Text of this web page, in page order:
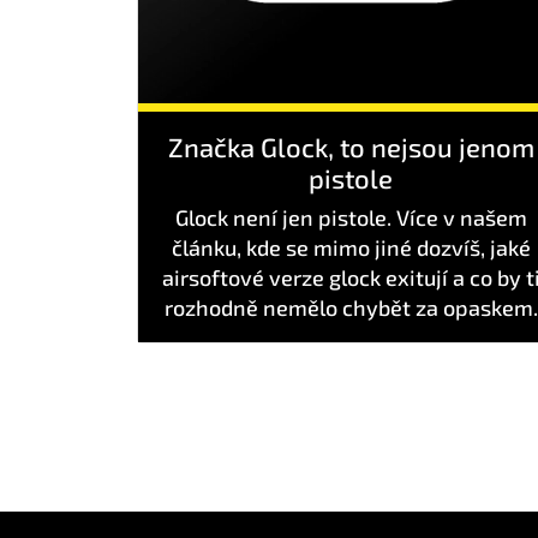
Značka Glock, to nejsou jenom
pistole
Glock není jen pistole. Více v našem
článku, kde se mimo jiné dozvíš, jaké
airsoftové verze glock exitují a co by
rozhodně nemělo chybět za opaskem.